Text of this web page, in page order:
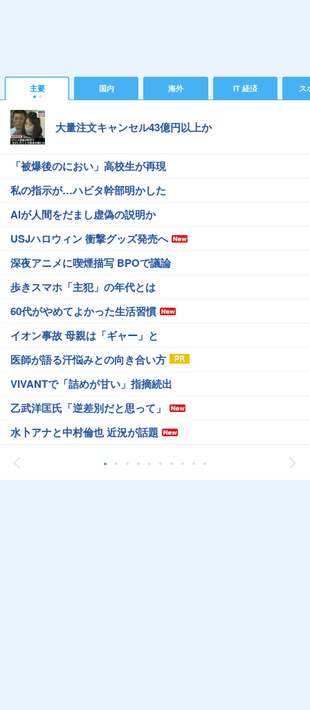
主要 国内 海外 IT 経済 ス
大量注文キャンセル43億円以上か
「被爆後のにおい」高校生が再現
私の指示が…ハビタ幹部明かした
AIが人間をだまし虚偽の説明か
USJハロウィン 衝撃グッズ発売へ
深夜アニメに喫煙描写 BPOで議論
歩きスマホ「主犯」の年代とは
60代がやめてよかった生活習慣
イオン事故 母親は「ギャー」と
医師が語る汗悩みとの向き合い方
VIVANTで「詰めが甘い」指摘続出
乙武洋匡氏「逆差別だと思って」
水卜アナと中村倫也 近況が話題